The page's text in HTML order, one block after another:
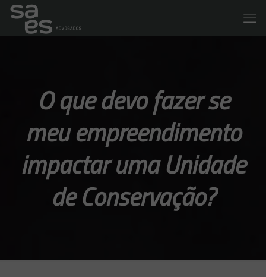
O que devo fazer se
meu empreendimento
impactar uma Unidade
de Conservação?